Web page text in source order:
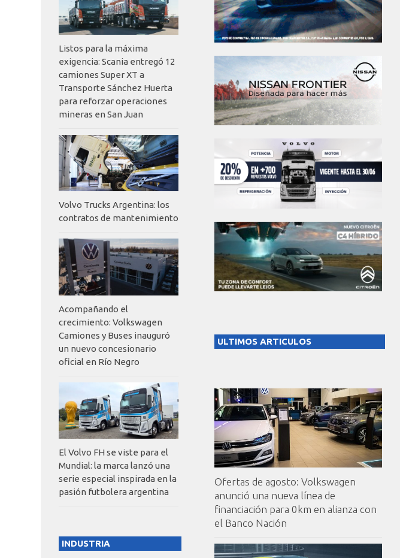
ULTIMOS ARTICULOS
Ofertas de agosto: Volkswagen
anunció una nueva línea de
financiación para 0km en alianza con
el Banco Nación
Listos para la máxima
exigencia: Scania entregó 12
camiones Super XT a
Transporte Sánchez Huerta
para reforzar operaciones
mineras en San Juan
Volvo Trucks Argentina: los
contratos de mantenimiento
Acompañando el
crecimiento: Volkswagen
Camiones y Buses inauguró
un nuevo concesionario
oficial en Río Negro
El Volvo FH se viste para el
Mundial: la marca lanzó una
serie especial inspirada en la
pasión futbolera argentina
INDUSTRIA